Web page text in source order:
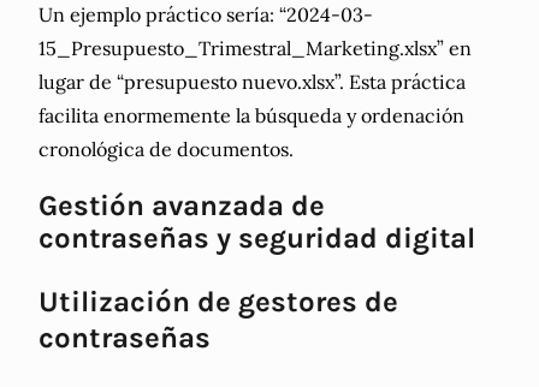
Un ejemplo práctico sería: “2024-03-
15_Presupuesto_Trimestral_Marketing.xlsx” en
lugar de “presupuesto nuevo.xlsx”. Esta práctica
facilita enormemente la búsqueda y ordenación
cronológica de documentos.
Gestión avanzada de
contraseñas y seguridad digital
Utilización de gestores de
contraseñas